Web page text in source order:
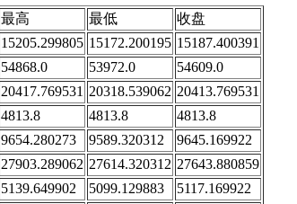
最高 最低
收盘
15205.299805 15172.200195 15187.400391
54868.0 53972.0
54609.0
20417.769531 20318.539062 20413.769531
4813.8 4813.8
4813.8
9654.280273 9589.320312
9645.169922
27903.289062 27614.320312 27643.880859
5139.649902 5099.129883
5117.169922